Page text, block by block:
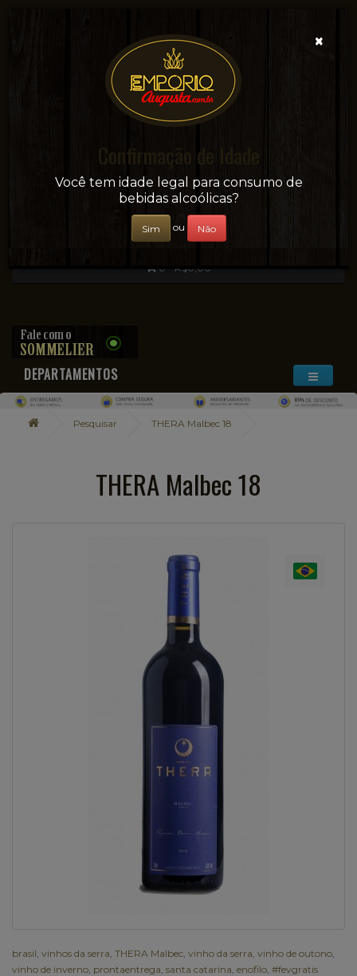
Sua conveniência e adega on-line!
0 - R$0,00
DEPARTAMENTOS
Pesquisar THERA Malbec 18
THERA Malbec 18
brasil vinhos da serra THERA Malbec vinho da serra vinho de outono
vinho de inverno prontaentrega santa catarina enofilo #fevgratis
×
Confirmação de Idade
Você tem idade legal para consumo de
bebidas alcoólicas?
Sim ou Não